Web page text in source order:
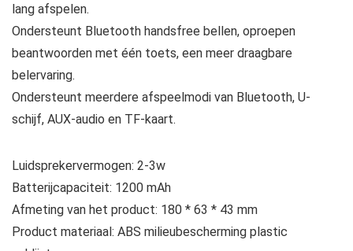
lang afspelen.
Ondersteunt Bluetooth handsfree bellen, oproepen
beantwoorden met één toets, een meer draagbare
belervaring.
Ondersteunt meerdere afspeelmodi van Bluetooth, U-
schijf, AUX-audio en TF-kaart.
Luidsprekervermogen: 2-3w
Batterijcapaciteit: 1200 mAh
Afmeting van het product: 180 * 63 * 43 mm
Product materiaal: ABS milieubescherming plastic